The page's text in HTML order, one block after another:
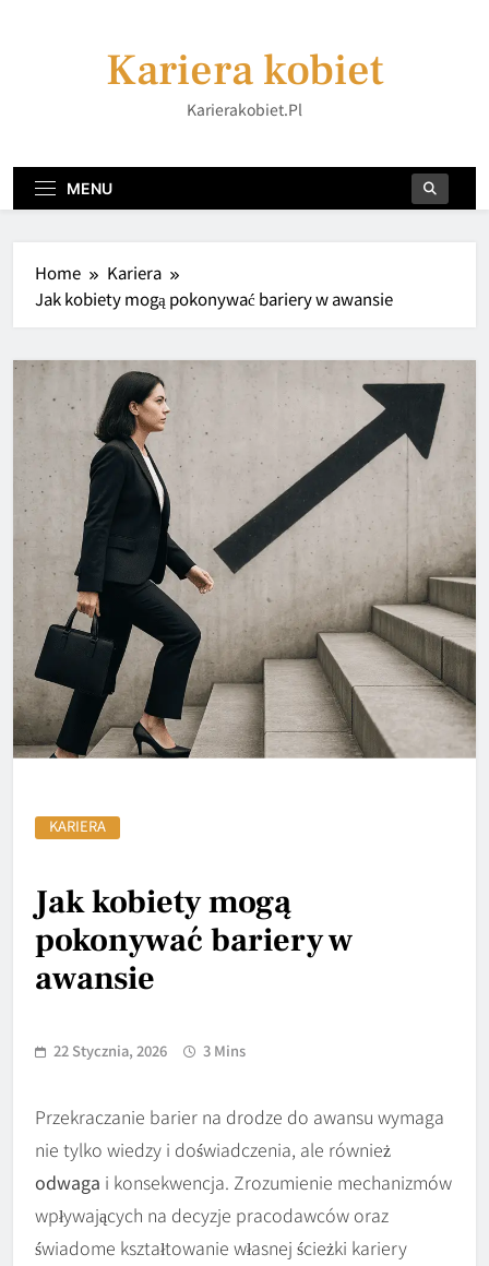
Kariera kobiet
Karierakobiet.pl
MENU
Home
Kariera
Jak kobiety mogą pokonywać bariery w awansie
KARIERA
Jak kobiety mogą
pokonywać bariery w
awansie
22 Stycznia, 2026 3 Mins
Przekraczanie barier na drodze do awansu wymaga
nie tylko wiedzy i doświadczenia, ale również
odwaga i konsekwencja. Zrozumienie mechanizmów
wpływających na decyzje pracodawców oraz
świadome kształtowanie własnej ścieżki kariery